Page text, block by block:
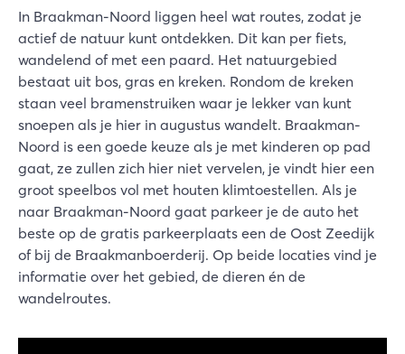
In Braakman-Noord liggen heel wat routes, zodat je
actief de natuur kunt ontdekken. Dit kan per fiets,
wandelend of met een paard. Het natuurgebied
bestaat uit bos, gras en kreken. Rondom de kreken
staan veel bramenstruiken waar je lekker van kunt
snoepen als je hier in augustus wandelt. Braakman-
Noord is een goede keuze als je met kinderen op pad
gaat, ze zullen zich hier niet vervelen, je vindt hier een
groot speelbos vol met houten klimtoestellen. Als je
naar Braakman-Noord gaat parkeer je de auto het
beste op de gratis parkeerplaats een de Oost Zeedijk
of bij de Braakmanboerderij. Op beide locaties vind je
informatie over het gebied, de dieren én de
wandelroutes.